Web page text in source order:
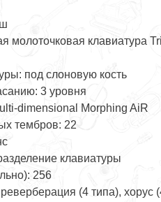
молоточковая клавиатура
под слоновую кость
3 уровня
dimensional Morphing AiR
тембров: 22
клавиатуры
256
(4 типа), хорус